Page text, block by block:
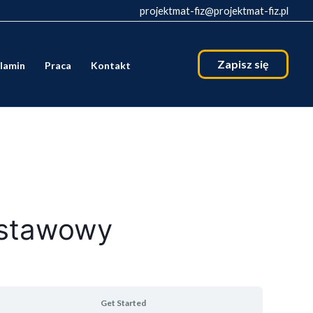
projektmat-fiz@projektmat-fiz.pl
Praca Kontakt Zapisz się
Get Started